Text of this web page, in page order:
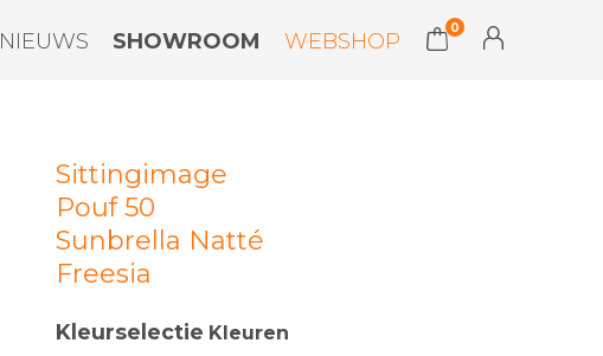
NIEUWS SHOWROOM WEBSHOP
0
Sittingimage
Pouf 50
Sunbrella Natté
Freesia
Kleurselectie Kleuren